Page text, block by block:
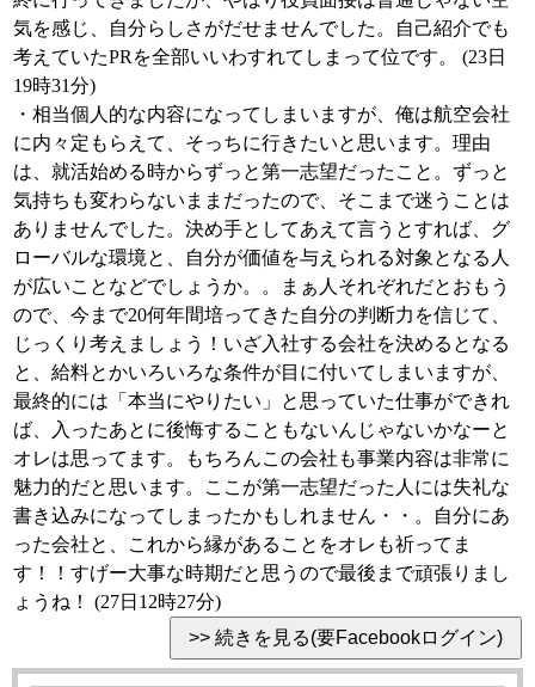
気を感じ、自分らしさがだせませんでした。自己紹介でも
考えていたPRを全部いいわすれてしまって位です。 (23日
19時31分)
・相当個人的な内容になってしまいますが、俺は航空会社
に内々定もらえて、そっちに行きたいと思います。理由
は、就活始める時からずっと第一志望だったこと。ずっと
気持ちも変わらないままだったので、そこまで迷うことは
ありませんでした。決め手としてあえて言うとすれば、グ
ローバルな環境と、自分が価値を与えられる対象となる人
が広いことなどでしょうか。。まぁ人それぞれだとおもう
ので、今まで20何年間培ってきた自分の判断力を信じて、
じっくり考えましょう！いざ入社する会社を決めるとなる
と、給料とかいろいろな条件が目に付いてしまいますが、
最終的には「本当にやりたい」と思っていた仕事ができれ
ば、入ったあとに後悔することもないんじゃないかなーと
オレは思ってます。もちろんこの会社も事業内容は非常に
魅力的だと思います。ここが第一志望だった人には失礼な
書き込みになってしまったかもしれません・・。自分にあ
った会社と、これから縁があることをオレも祈ってま
す！！すげー大事な時期だと思うので最後まで頑張りまし
ょうね！ (27日12時27分)